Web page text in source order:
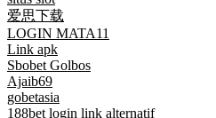
爱思下载
LOGIN MATA11
Link apk
Sbobet Golbos
Ajaib69
gobetasia
188bet login link alternatif